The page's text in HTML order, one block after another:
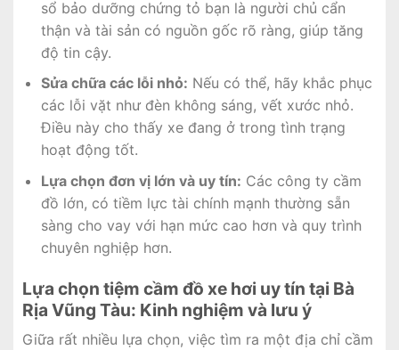
sổ bảo dưỡng chứng tỏ bạn là người chủ cẩn
thận và tài sản có nguồn gốc rõ ràng, giúp tăng
độ tin cậy.
Sửa chữa các lỗi nhỏ: Nếu có thể, hãy khắc phục
các lỗi vặt như đèn không sáng, vết xước nhỏ.
Điều này cho thấy xe đang ở trong tình trạng
hoạt động tốt.
Lựa chọn đơn vị lớn và uy tín: Các công ty cầm
đồ lớn, có tiềm lực tài chính mạnh thường sẵn
sàng cho vay với hạn mức cao hơn và quy trình
chuyên nghiệp hơn.
Lựa chọn tiệm cầm đồ xe hơi uy tín tại Bà
Rịa Vũng Tàu: Kinh nghiệm và lưu ý
Giữa rất nhiều lựa chọn, việc tìm ra một địa chỉ cầm